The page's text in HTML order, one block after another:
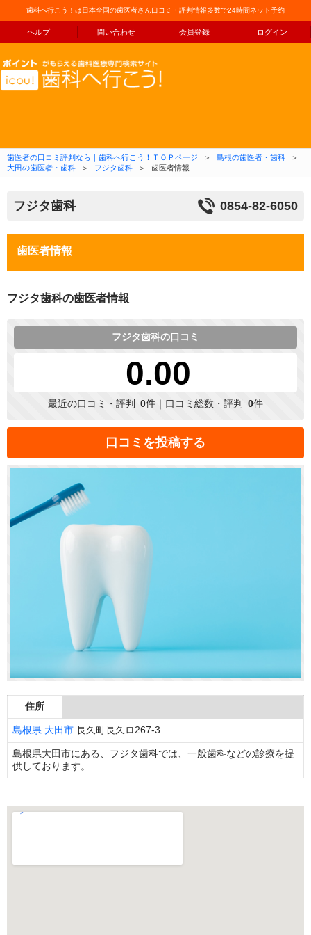
歯科へ行こう！は日本全国の歯医者さん口コミ・評判情報多数で24時間ネット予約
ヘルプ 問い合わせ 会員登録 ログイン
コンテンツへ移動
歯医者の口コミ評判なら｜歯科へ行こう！ＴＯＰページ ＞ 島根の歯医者・歯科
＞
大田の歯医者・歯科
＞ フジタ歯科 ＞ 歯医者情報
フジタ歯科 0854-82-6050
歯医者情報
フジタ歯科の歯医者情報
フジタ歯科の口コミ
0.00
最近の口コミ・評判 0件｜口コミ総数・評判 0件
口コミを投稿する
住所
島根県 大田市 長久町長久ロ267-3
島根県大田市にある、フジタ歯科では、一般歯科などの診療を提
供しております。